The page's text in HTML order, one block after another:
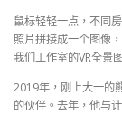
鼠标轻轻一点，不同
照片拼接成一个图像
我们工作室的VR全景
2019年，刚上大一的
的伙伴。去年，他与